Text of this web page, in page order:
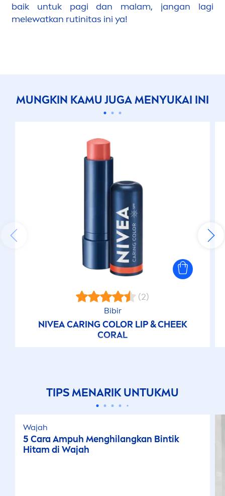
baik untuk pagi dan malam, jangan lagi
melewatkan rutinitas ini ya!
MUNGKIN KAMU JUGAMENYUKAI INI
(2)
Bibir
NIVEACARINGCOLOR LIP& CHEEK
CORAL
TIPSMENARIK UNTUKMU
Wajah
5 Cara Ampuh Menghilangkan Bintik
Hitam di Wajah